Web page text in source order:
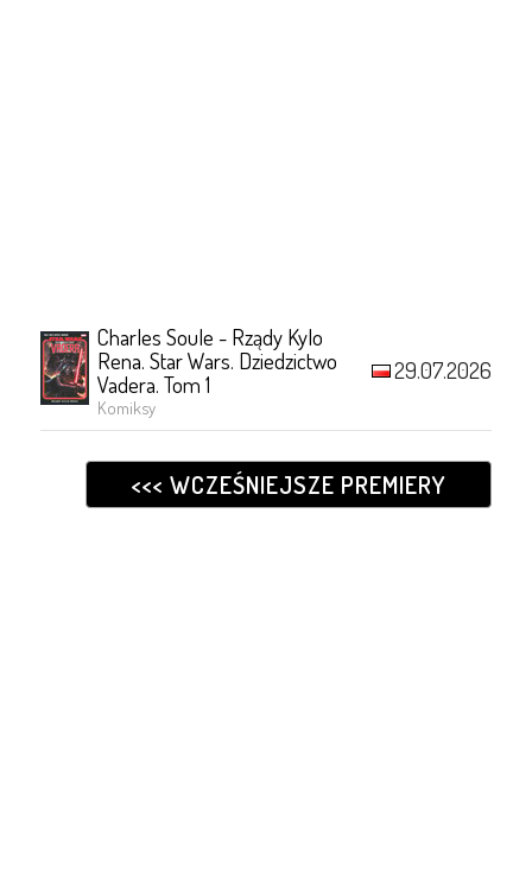
Charles Soule - Rządy Kylo
Rena. Star Wars. Dziedzictwo
Vadera. Tom 1
Komiksy
29.07.2026
<<< WCZEŚNIEJSZE PREMIERY